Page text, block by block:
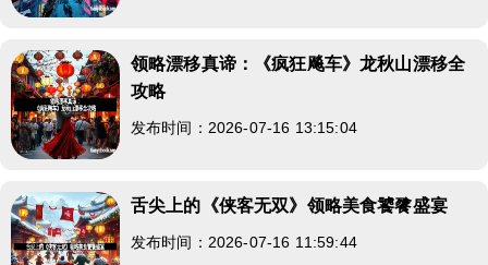
领略漂移真谛：《疯狂飚车》龙秋山漂移全
攻略
发布时间：2026-07-16 13:15:04
舌尖上的《侠客无双》领略美食饕餮盛宴
发布时间：2026-07-16 11:59:44